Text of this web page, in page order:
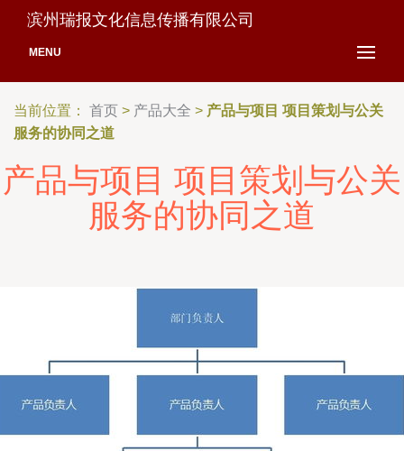
滨州瑞报文化信息传播有限公司
MENU
当前位置： 首页 > 产品大全 > 产品与项目 项目策划与公关
服务的协同之道
产品与项目 项目策划与公关
服务的协同之道